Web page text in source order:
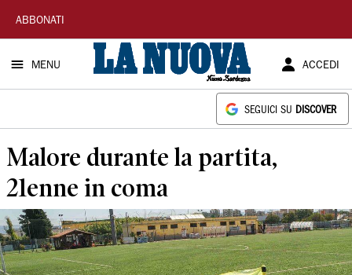
La
Nuova
Sardegna
ABBONATI
MENU ACCEDI
SEGUICI SU DISCOVER
Malore durante la partita,
21enne in coma